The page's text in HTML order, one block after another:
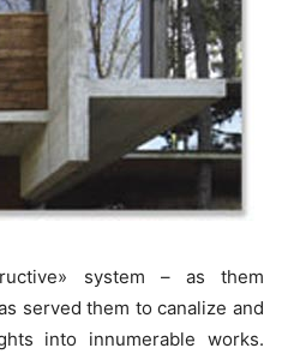
system – as them
served them to canalize and
into innumerable works.